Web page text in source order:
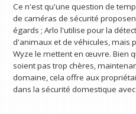
Ce n'est qu'une question de
de caméras de sécurité
égards ; Arlo l'utilise pour la
d'animaux et de véhicules, mais
Wyze le mettent en œuvre. Bien
soient pas trop chères,
domaine, cela offre aux
dans la sécurité domestique